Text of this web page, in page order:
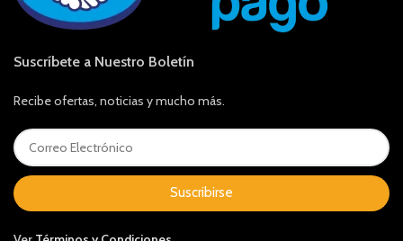
Suscríbete a Nuestro Boletín
Recibe ofertas, noticias y mucho más.
Suscribirse